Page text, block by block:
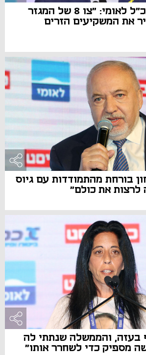
חנן פרידמן, מנכ"ל לאומי: "צו 8 של המגזר
את המשקיעים הזרים
בורחת מהתמודדות עם גיוס
לרצות את כולם"
בעזה, והממשלה שנתתי לה
מספיק כדי לשחרר אותו"